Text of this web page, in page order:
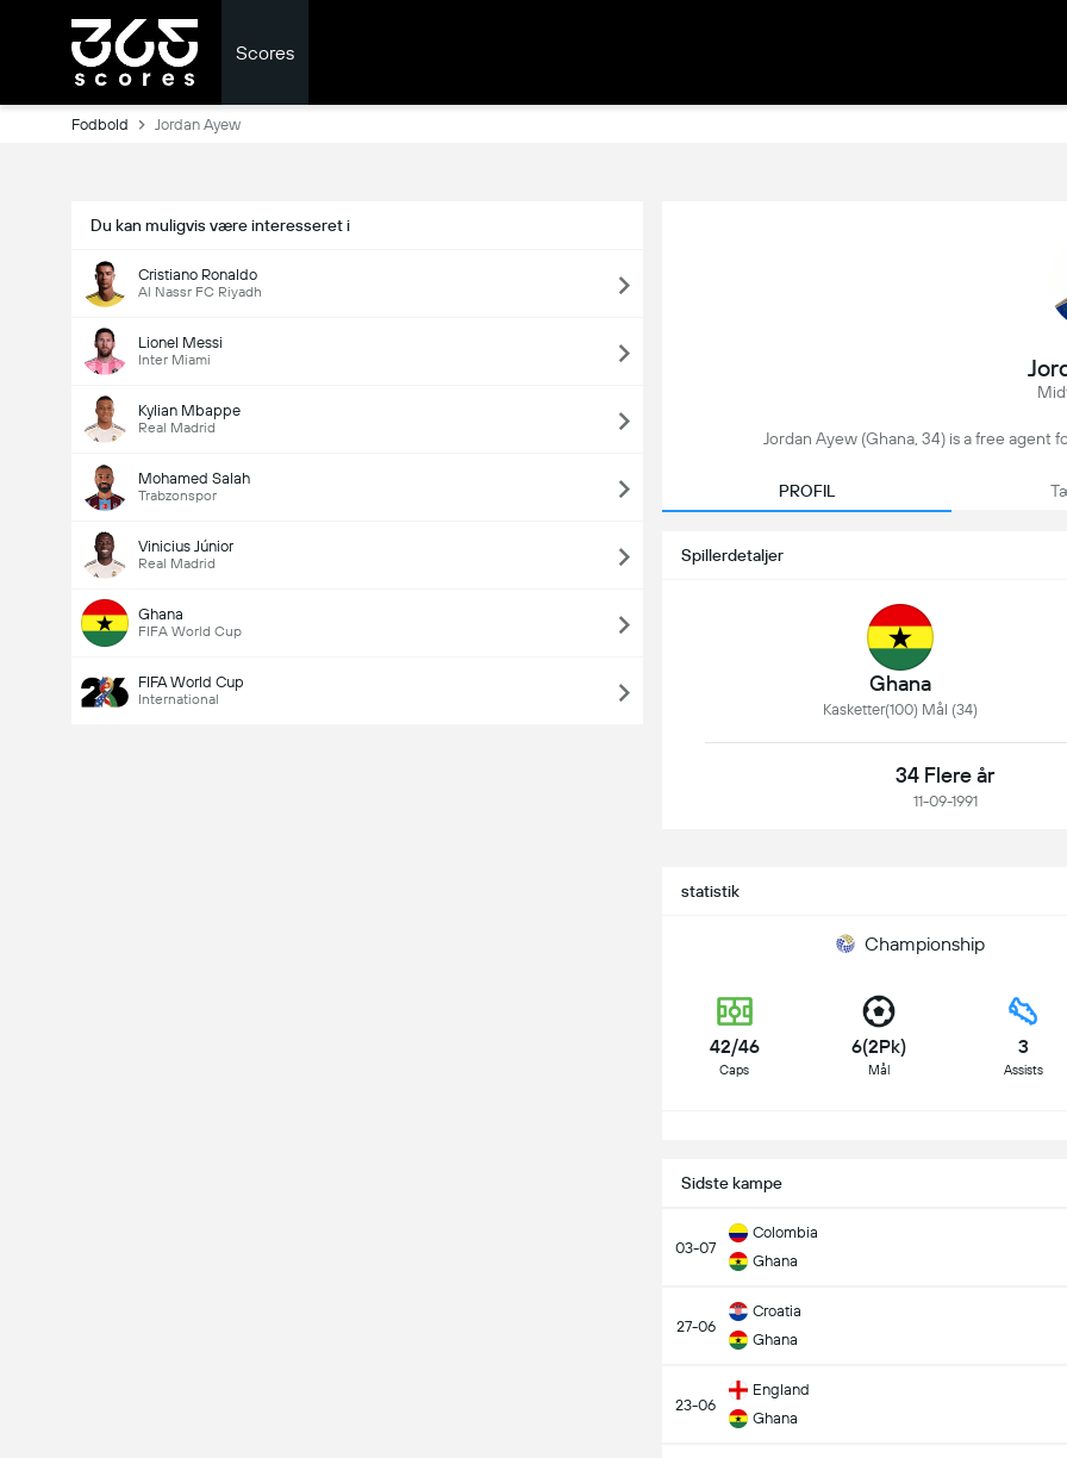
Scores
Fodbold Jordan Ayew
Du kan muligvis være interesseret i
Cristiano Ronaldo
Al Nassr FC Riyadh
Lionel Messi
Inter Miami
Kylian Mbappe
Real Madrid
Mohamed Salah
Trabzonspor
Vinicius Júnior
Real Madrid
Ghana
FIFA World Cup
FIFA World Cup
International
Jordan Ayew (Ghana, 34) is a free agent
PROFIL
Spillerdetaljer
Ghana
Kasketter(100) Mål (34)
34 Flere år
11-09-1991
statistik
Championship
42/46
Caps
6(2Pk)
Mål
3
Assists
Sidste kampe
03-07
Colombia
Ghana
27-06
Croatia
Ghana
23-06
England
Ghana